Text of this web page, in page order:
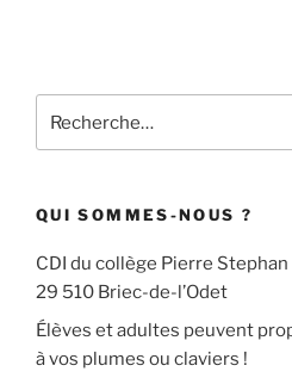
pour
QUI SOMMES-NOUS ?
CDI du collège Pierre Stephan
29 510 Briec-de-l’Odet
Élèves et adultes peuvent
à vos plumes ou claviers !